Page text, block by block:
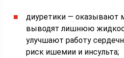
диуретики — оказывают
выводят лишнюю
улучшают работу
риск ишемии и инсульта;